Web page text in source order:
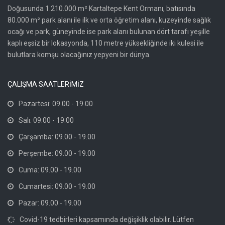
Doğusunda 1.210.000 m² Kartaltepe Kent Ormanı, batısında
80.000 m² park alanı ile ilk ve orta öğretim alanı, kuzeyinde sağlık
ocağı ve park, güneyinde ise park alanı bulunan dört tarafı yeşille
kaplı eşsiz bir lokasyonda, 110 metre yüksekliğinde iki kulesi ile
bulutlara komşu olacağınız yepyeni bir dünya.
ÇALIŞMA SAATLERİMİZ
Pazartesi: 09.00 - 19.00
Salı: 09.00 - 19.00
Çarşamba: 09.00 - 19.00
Perşembe: 09.00 - 19.00
Cuma: 09.00 - 19.00
Cumartesi: 09.00 - 19.00
Pazar: 09.00 - 19.00
Covid-19 tedbirleri kapsamında değişiklik olabilir. Lütfen